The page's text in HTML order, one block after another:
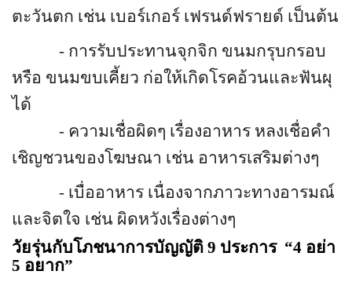
ตะวันตก เช่น เบอร์เกอร์ เฟรนด์ฟรายด์ เป็นต้น
- การรับประทานจุกจิก ขนมกรุบกรอบ
หรือ ขนมขบเคี้ยว ก่อให้เกิดโรคอ้วนและฟันผุ
ได้
- ความเชื่อผิดๆ เรื่องอาหาร หลงเชื่อคำ
เชิญชวนของโฆษณา เช่น อาหารเสริมต่างๆ
- เบื่ออาหาร เนื่องจากภาวะทางอารมณ์
และจิตใจ เช่น ผิดหวังเรื่องต่างๆ
วัยรุ่นกับโภชนาการบัญญัติ 9 ประการ “4 อย่า
5 อยาก”